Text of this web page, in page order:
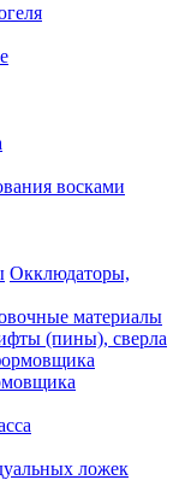
восками
Окклюдаторы,
материалы
(пины), сверла
ложек